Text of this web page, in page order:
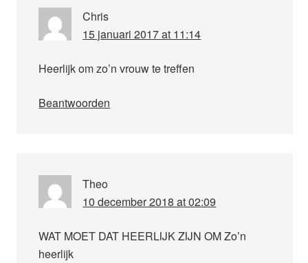
Chris
15 januari 2017 at 11:14
Heerlijk om zo’n vrouw te treffen
Beantwoorden
Theo
10 december 2018 at 02:09
WAT MOET DAT HEERLIJK ZIJN OM Zo’n
heerlijk